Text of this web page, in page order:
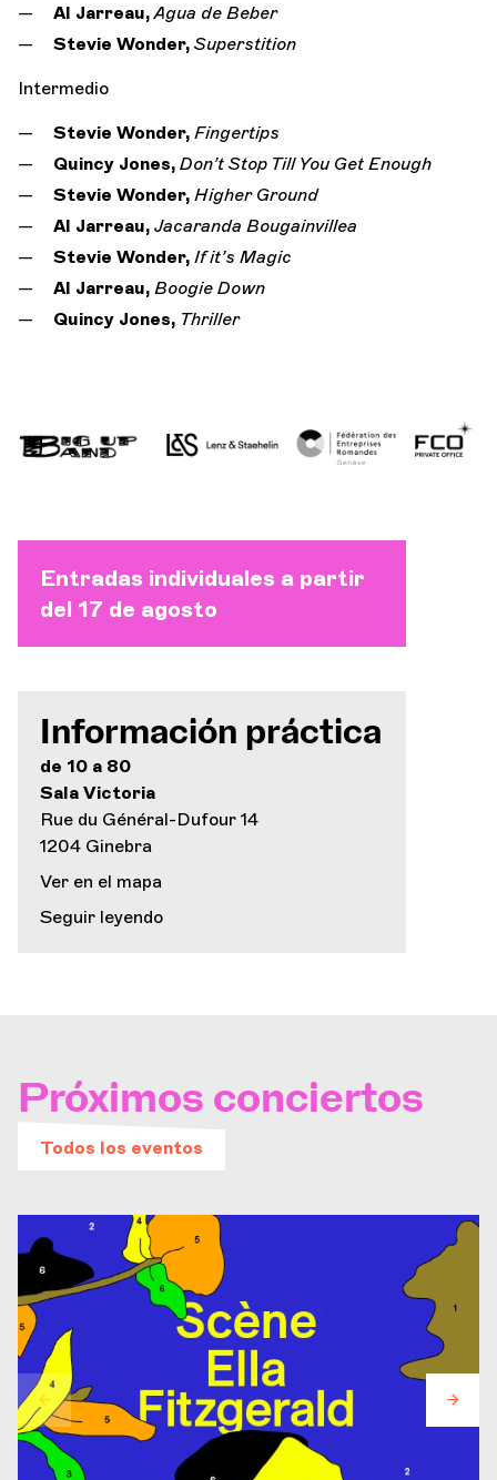
Al Jarreau,Agua de Beber
Stevie Wonder, Superstition
Intermedio
Stevie Wonder, Fingertips
Quincy Jones, Don’t Stop Till You Get Enough
Stevie Wonder, Higher Ground
Al Jarreau, Jacaranda Bougainvillea
Stevie Wonder, If it’s Magic
Al Jarreau, Boogie Down
Quincy Jones, Thriller
Entradas individuales a partir
del 17 de agosto
Información práctica
de 10 a 80
Sala Victoria
Rue du Général-Dufour 14
1204 Ginebra
Ver en el mapa
Seguir leyendo
Próximos conciertos
Todos los eventos